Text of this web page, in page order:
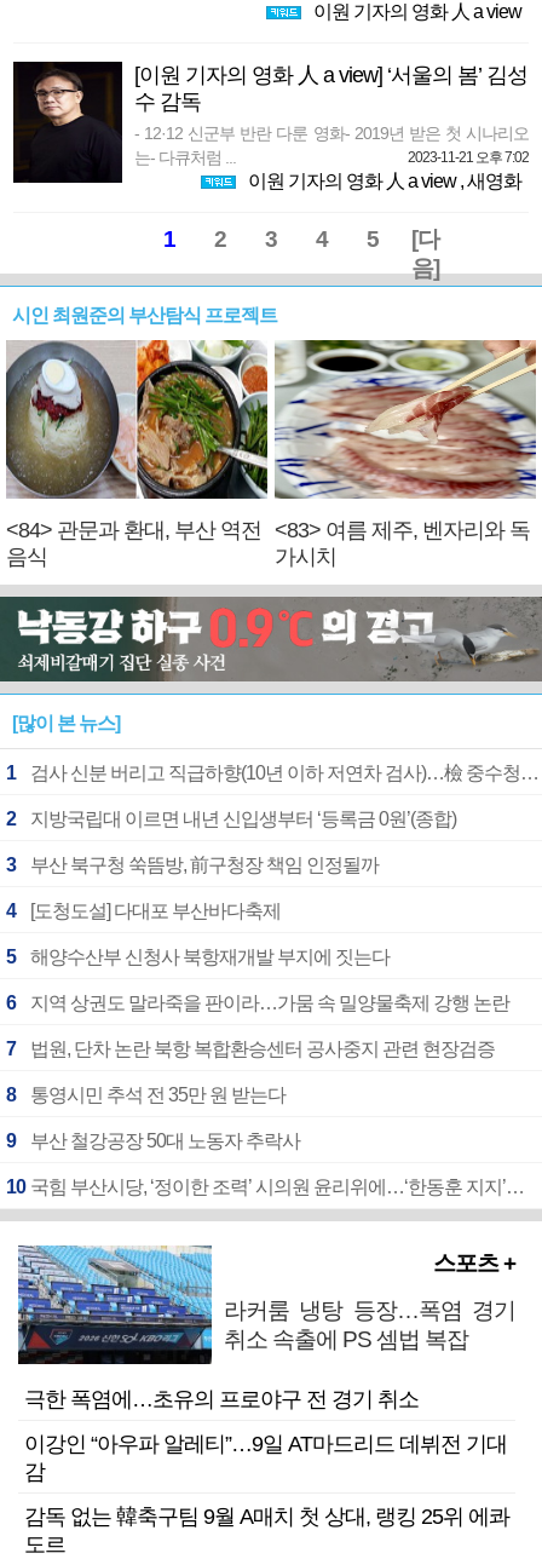
이원 기자의 영화 人 a view
[이원 기자의 영화 人 a view] ‘서울의 봄’ 김성
수 감독
- 12·12 신군부 반란 다룬 영화- 2019년 받은 첫 시나리오
는- 다큐처럼 ...
2023-11-21 오후 7:02
이원 기자의 영화 人 a view,새영화
1 2 3 4 5
[다
음]
시인 최원준의 부산탐식 프로젝트
<84> 관문과 환대, 부산 역전
음식
<83> 여름 제주, 벤자리와 독
가시치
[많이 본 뉴스]
1 검사 신분 버리고 직급하향(10년 이하 저연차 검사)…檢 중수청행 기피
2 지방국립대 이르면 내년 신입생부터 ‘등록금 0원’(종합)
3 부산 북구청 쑥뜸방, 前구청장 책임 인정될까
4 [도청도설] 다대포 부산바다축제
5 해양수산부 신청사 북항재개발 부지에 짓는다
6 지역 상권도 말라죽을 판이라…가뭄 속 밀양물축제 강행 논란
7 법원, 단차 논란 북항 복합환승센터 공사중지 관련 현장검증
8 통영시민 추석 전 35만 원 받는다
9 부산 철강공장 50대 노동자 추락사
10 국힘 부산시당, ‘정이한 조력’ 시의원 윤리위에…‘한동훈 지지’도 신고접수
스포츠 +
라커룸 냉탕 등장…폭염 경기
취소 속출에 PS 셈법 복잡
극한 폭염에…초유의 프로야구 전 경기 취소
이강인 “아우파 알레티”…9일 AT마드리드 데뷔전 기대
감
감독 없는 韓축구팀 9월 A매치 첫 상대, 랭킹 25위 에콰
도르